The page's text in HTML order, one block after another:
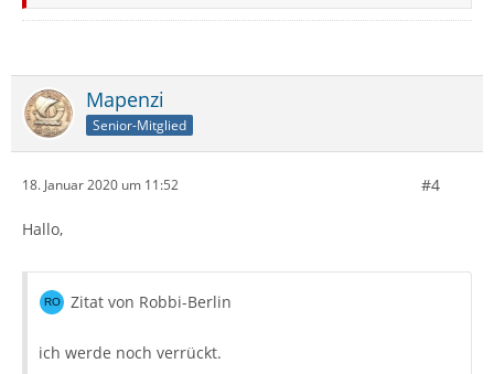
Mapenzi
Senior-Mitglied
18. Januar 2020 um 11:52 #4
Hallo,
Zitat von Robbi-Berlin
ich werde noch verrückt.